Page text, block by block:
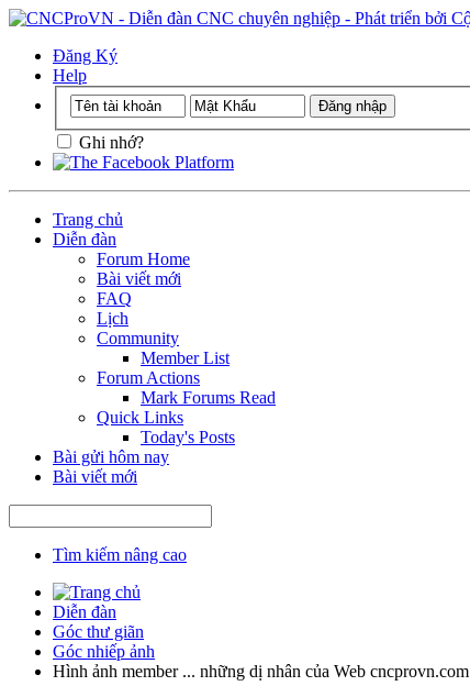
Đăng Ký
Help
Ghi nhớ?
Trang chủ
Diễn đàn
Forum Home
Bài viết mới
FAQ
Lịch
Community
Member List
Forum Actions
Mark Forums Read
Quick Links
Today's Posts
Bài gửi hôm nay
Bài viết mới
Tìm kiếm nâng cao
Diễn đàn
Góc thư giãn
Góc nhiếp ảnh
Hình ảnh member ... những dị nhân của Web cncprovn.com